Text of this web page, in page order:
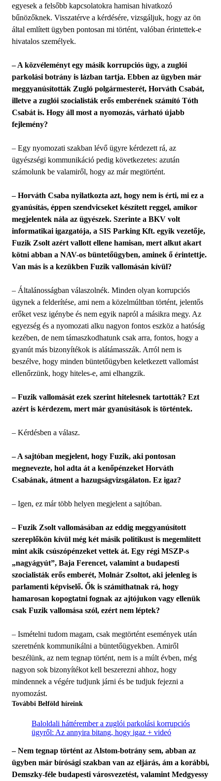
egyesek a felsőbb kapcsolatokra hamisan hivatkozó
bűnözőknek. Visszatérve a kérdésére, vizsgáljuk, hogy az ön
által említett ügyben pontosan mi történt, valóban érintettek-e
hivatalos személyek.
– A közvéleményt egy másik korrupciós ügy, a zuglói
parkolási botrány is lázban tartja. Ebben az ügyben már
meggyanúsították Zugló polgármesterét, Horváth Csabát,
illetve a zuglói szocialisták erős emberének számító Tóth
Csabát is. Hogy áll most a nyomozás, várható újabb
fejlemény?
– Egy nyomozati szakban lévő ügyre kérdezett rá, az
ügyészségi kommunikáció pedig következetes: azután
számolunk be valamiről, hogy az már megtörtént.
– Horváth Csaba nyilatkozta azt, hogy nem is érti, mi ez a
gyanúsítás, éppen szendvicseket készített reggel, amikor
megjelentek nála az ügyészek. Szerinte a BKV volt
informatikai igazgatója, a SIS Parking Kft. egyik vezetője,
Fuzik Zsolt azért vallott ellene hamisan, mert alkut akart
kötni abban a NAV-os büntetőügyben, aminek ő érintettje.
Van más is a kezükben Fuzik vallomásán kívül?
– Általánosságban válaszolnék. Minden olyan korrupciós
ügynek a felderítése, ami nem a közelmúltban történt, jelentős
erőket vesz igénybe és nem egyik napról a másikra megy. Az
egyezség és a nyomozati alku nagyon fontos eszköz a hatóság
kezében, de nem támaszkodhatunk csak arra, fontos, hogy a
gyanút más bizonyítékok is alátámasszák. Arról nem is
beszélve, hogy minden büntetőügyben keletkezett vallomást
ellenőrzünk, hogy hiteles-e, ami elhangzik.
– Fuzik vallomását ezek szerint hitelesnek tartották? Ezt
azért is kérdezem, mert már gyanúsítások is történtek.
– Kérdésben a válasz.
– A sajtóban megjelent, hogy Fuzik, aki pontosan
megnevezte, hol adta át a kenőpénzeket Horváth
Csabának, átment a hazugságvizsgálaton. Ez igaz?
– Igen, ez már több helyen megjelent a sajtóban.
– Fuzik Zsolt vallomásában az eddig meggyanúsított
szereplőkön kívül még két másik politikust is megemlített
mint akik csúszópénzeket vettek át. Egy régi MSZP-s
„nagyágyút”, Baja Ferencet, valamint a budapesti
szocialisták erős emberét, Molnár Zsoltot, aki jelenleg is
parlamenti képviselő. Ők is számíthatnak rá, hogy
hamarosan kopogtatni fognak az ajtójukon vagy ellenük
csak Fuzik vallomása szól, ezért nem léptek?
– Ismételni tudom magam, csak megtörtént események után
szeretnénk kommunikálni a büntetőügyekben. Amiről
beszélünk, az nem tegnap történt, nem is a múlt évben, még
nagyon sok bizonyítékot kell beszerezni ahhoz, hogy
mindennek a végére tudjunk járni és be tudjuk fejezni a
nyomozást.
További Belföld híreink
Baloldali háttérember a zuglói parkolási korrupciós
ügyről: Az annyira bitang, hogy igaz + videó
– Nem tegnap történt az Alstom-botrány sem, abban az
ügyben már bírósági szakban van az eljárás, ám a korábbi,
Demszky-féle budapesti városvezetést, valamint Medgyessy